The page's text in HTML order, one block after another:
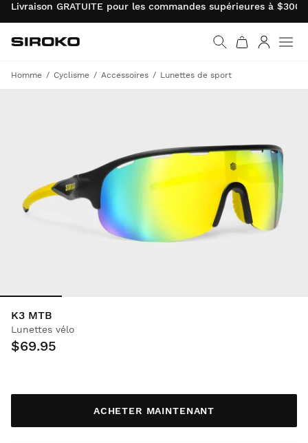
Livraison GRATUITE pour les commandes supérieures à
Retourner à la page
Siroko.com
Homme Cyclisme Accessoires Lunettes de sport
K3 MTB
Lunettes vélo
$69.95
ACHETER MAINTENANT